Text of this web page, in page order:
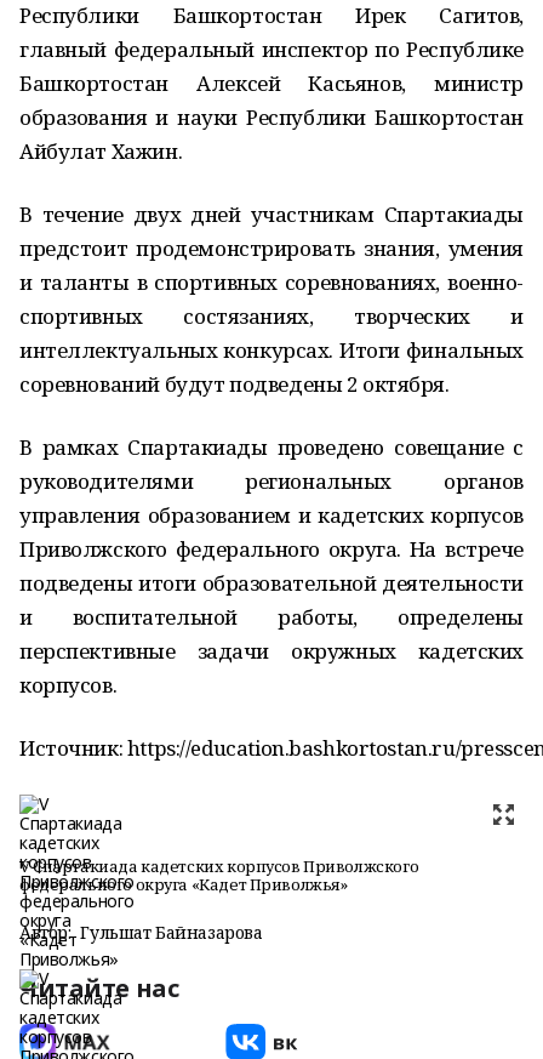
Республики Башкортостан Ирек Сагитов,
главный федеральный инспектор по Республике
Башкортостан Алексей Касьянов, министр
образования и науки Республики Башкортостан
Айбулат Хажин.
В течение двух дней участникам Спартакиады
предстоит продемонстрировать знания, умения
и таланты в спортивных соревнованиях, военно-
спортивных состязаниях, творческих и
интеллектуальных конкурсах. Итоги финальных
соревнований будут подведены 2 октября.
В рамках Спартакиады проведено совещание с
руководителями региональных органов
управления образованием и кадетских корпусов
Приволжского федерального округа. На встрече
подведены итоги образовательной деятельности
и воспитательной работы, определены
перспективные задачи окружных кадетских
корпусов.
Источник: https://education.bashkortostan.ru/
V Спартакиада кадетских корпусов Приволжского
федерального округа «Кадет Приволжья»
Автор: Гульшат Байназарова
Читайте нас